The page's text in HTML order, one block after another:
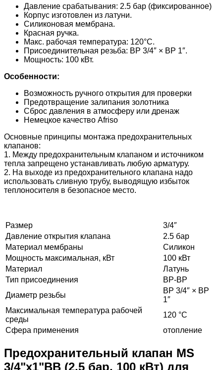
Давление срабатывания: 2.5 бар (фиксированное)
Корпус изготовлен из латуни.
Силиконовая мембрана.
Красная ручка.
Макс. рабочая температура: 120°C.
Присоединительная резьба: ВР 3/4″ × ВР 1″.
Мощность: 100 кВт.
Особенности:
Возможность ручного открытия для проверки
Предотвращение залипания золотника
Сброс давления в атмосферу или дренаж
Немецкое качество Afriso
Основные принципы монтажа предохранительных
клапанов:
1. Между предохранительным клапаном и источником
тепла запрещено устанавливать любую арматуру.
2. На выходе из предохранительного клапана надо
использовать сливную трубу, выводящую избыток
теплоносителя в безопасное место.
Размер
3/4″
Давление открытия клапана
2.5 бар
Материал мембраны
Силикон
Мощность максимальная, кВт
100 кВт
Материал
Латунь
Тип присоединения
ВР-ВР
Диаметр резьбы
ВР 3/4″ × ВР
1″
Максимальная температура рабочей
среды
120 °C
Сфера применения
отопление
Предохранительный клапан MS
3/4"x1"ВВ (2.5 бар, 100 кВт) для